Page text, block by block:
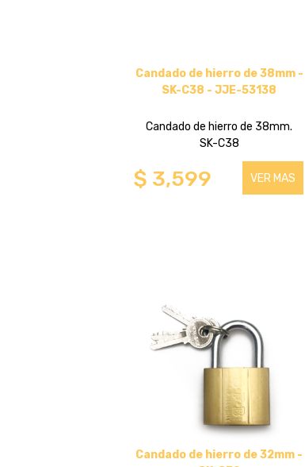
HASTA 75 PULGADAS
PARA COMPONENTES
HASTA 100 PULGADAS
HASTA 43 PULGADAS
HASTA 75 PULGADAS
SOPORTES DE ESCRITORIO
Candado de hierro de 38mm -
SK-C38 - JJE-53138
Candado de hierro de 38mm.
SK-C38
$ 3,599 VER MAS
Candado de hierro de 32mm -